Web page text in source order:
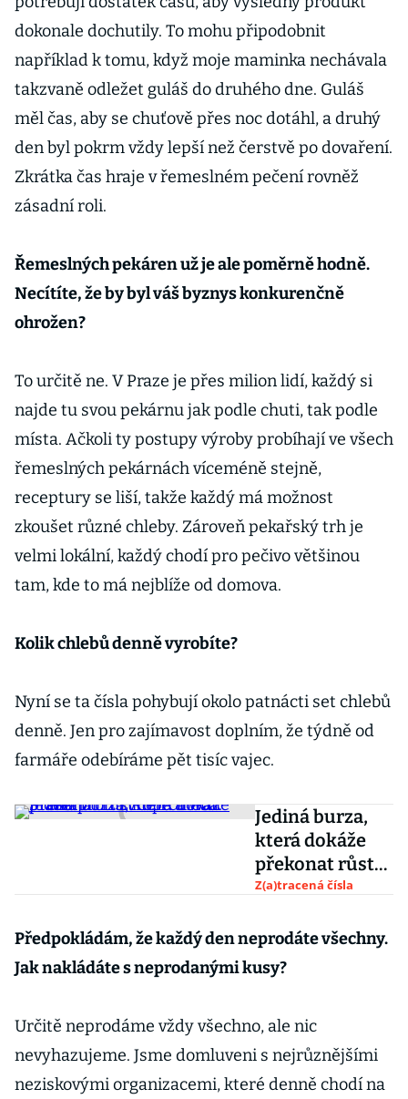
dokonale dochutily. To mohu připodobnit
například k tomu, když moje maminka nechávala
takzvaně odležet guláš do druhého dne. Guláš
měl čas, aby se chuťově přes noc dotáhl, a druhý
den byl pokrm vždy lepší než čerstvě po dovaření.
Zkrátka čas hraje v řemeslném pečení rovněž
zásadní roli.
Řemeslných pekáren už je ale poměrně hodně.
Necítíte, že by byl váš byznys konkurenčně
ohrožen?
To určitě ne. V Praze je přes milion lidí, každý si
najde tu svou pekárnu jak podle chuti, tak podle
místa. Ačkoli ty postupy výroby probíhají ve všech
řemeslných pekárnách víceméně stejně,
receptury se liší, takže každý má možnost
zkoušet různé chleby. Zároveň pekařský trh je
velmi lokální, každý chodí pro pečivo většinou
tam, kde to má nejblíže od domova.
Kolik chlebů denně vyrobíte?
Nyní se ta čísla pohybují okolo patnácti set chlebů
denně. Jen pro zajímavost doplním, že týdně od
farmáře odebíráme pět tisíc vajec.
Jediná burza,
která dokáže
překonat růst
cen chleba.
Evropě a Wall
Street
Z(a)tracená čísla
Předpokládám, že každý den neprodáte všechny.
Jak nakládáte s neprodanými kusy?
Určitě neprodáme vždy všechno, ale nic
nevyhazujeme. Jsme domluveni s nejrůznějšími
neziskovými organizacemi, které denně chodí na